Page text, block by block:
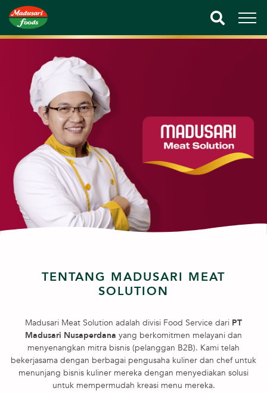
TENTANG MADUSARI MEAT
SOLUTION
Madusari Meat Solution adalah divisi Food Service dari PT
Madusari Nusaperdana yang berkomitmen melayani dan
menyenangkan mitra bisnis (pelanggan B2B). Kami telah
bekerjasama dengan berbagai pengusaha kuliner dan chef untuk
menunjang bisnis kuliner mereka dengan menyediakan solusi
untuk mempermudah kreasi menu mereka.